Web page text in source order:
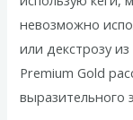
невозможно
или декстрозу
Premium Gold
выразительного